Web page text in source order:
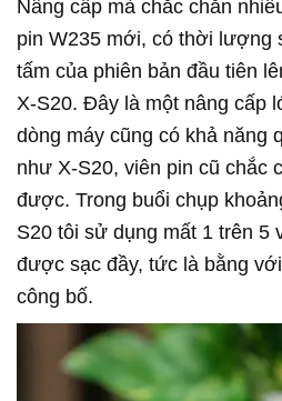
Nâng cấp mà chắc chắn
pin W235 mới, có thời lượng
tấm của phiên bản đầu tiên
X-S20. Đây là một nâng cấp
dòng máy cũng có khả năng
như X-S20, viên pin cũ chắc
được. Trong buổi chụp
S20 tôi sử dụng mất 1 trên 5
được sạc đầy, tức là bằng
công bố.